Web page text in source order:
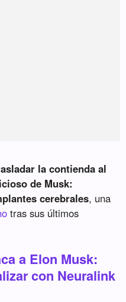
la contienda al
de Musk:
cerebrales, una
tras sus últimos
a Elon Musk:
con Neuralink